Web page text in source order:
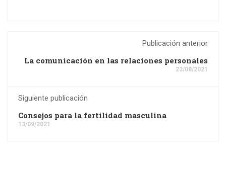
Publicación anterior
La comunicación en las relaciones personales
23/08/2021
Siguiente publicación
Consejos para la fertilidad masculina
13/09/2021